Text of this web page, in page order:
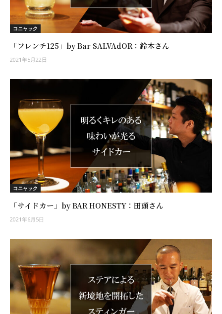
コニャック
「フレンチ125」by Bar SALVAdOR：鈴木さん
2021年5月22日
コニャック
「サイドカー」by BAR HONESTY：田頭さん
2021年6月5日